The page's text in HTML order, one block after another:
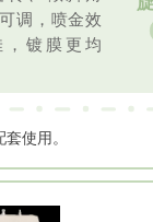
调，喷金效
，镀膜更均
使用。